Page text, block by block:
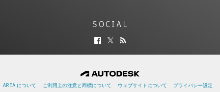
SOCIAL
AREA について ご利用上の注意と商標について ウェブサイトについて プライバシー設定